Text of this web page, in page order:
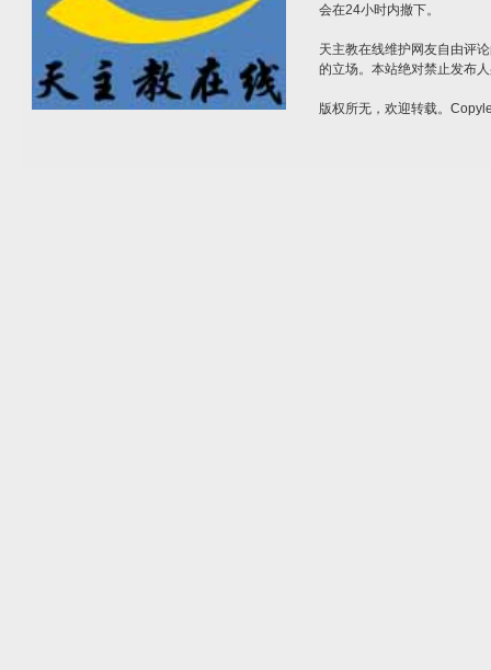
会在24小时内撤下。
天主教在线维护网友自由评
的立场。本站绝对禁止发布
版权所无，欢迎转载。